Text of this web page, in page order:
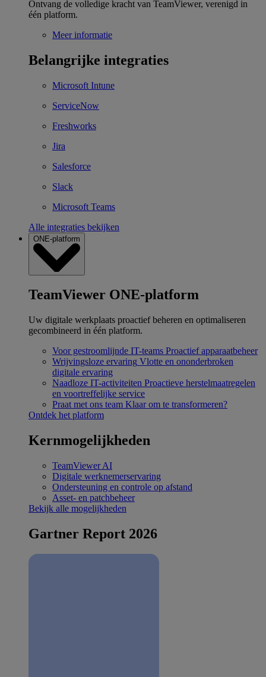
Ontvang de volledige kracht van TeamViewer, verenigd in
één platform.
Meer informatie
Belangrijke integraties
Microsoft Intune
ServiceNow
Freshworks
Jira
Salesforce
Slack
Microsoft Teams
Alle integraties bekijken
ONE-platform
TeamViewer ONE-platform
Uw digitale werkplaats proactief beheren en optimaliseren
gecombineerd in één platform.
Voor gestroomlijnde IT-teams Proactief apparaatbeheer
Wrijvingsloze ervaring Vlotte en ononderbroken
digitale ervaring
Naadloze IT-activiteiten Proactieve herstelmaatregelen
en voortreffelijke service
Praat met ons team Klaar om te transformeren?
Ontdek het platform
Kernmogelijkheden
TeamViewer AI
Digitale werknemerservaring
Ondersteuning en controle op afstand
Asset- en patchbeheer
Bekijk alle mogelijkheden
Gartner Report 2026